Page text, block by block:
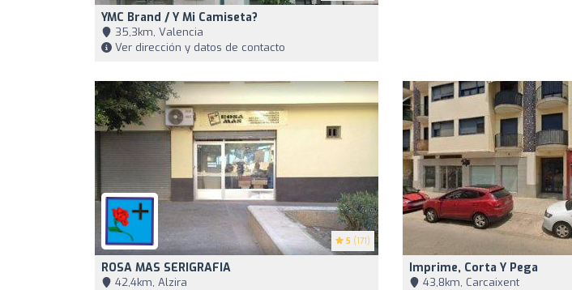
YMC Brand / Y Mi Camiseta?
35,3km, Valencia
Ver dirección y datos de contacto
5 (171)
ROSA MAS SERIGRAFIA
42,4km, Alzira
Imprime, Corta Y Pega
43,8km, Carcaixent